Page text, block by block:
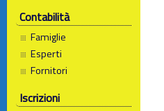
Contabilità
Famiglie
Esperti
Fornitori
Iscrizioni